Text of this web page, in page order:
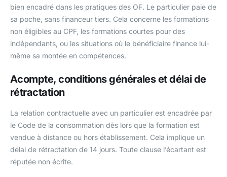
bien encadré dans les pratiques des OF. Le particulier paie de
sa poche, sans financeur tiers. Cela concerne les formations
non éligibles au CPF, les formations courtes pour des
indépendants, ou les situations où le bénéficiaire finance lui-
même sa montée en compétences.
Acompte, conditions générales et délai de
rétractation
La relation contractuelle avec un particulier est encadrée par
le Code de la consommation dès lors que la formation est
vendue à distance ou hors établissement. Cela implique un
délai de rétractation de 14 jours. Toute clause l’écartant est
réputée non écrite.